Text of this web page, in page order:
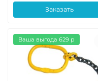
Заказать
Ваша выгода 629 р